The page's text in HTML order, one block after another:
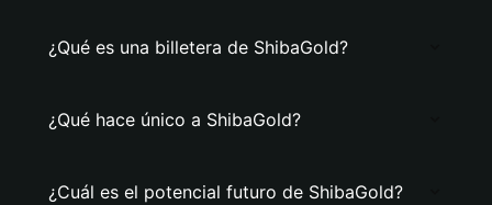
¿Qué es una billetera de ShibaGold?
¿Qué hace único a ShibaGold?
¿Cuál es el potencial futuro de ShibaGold?